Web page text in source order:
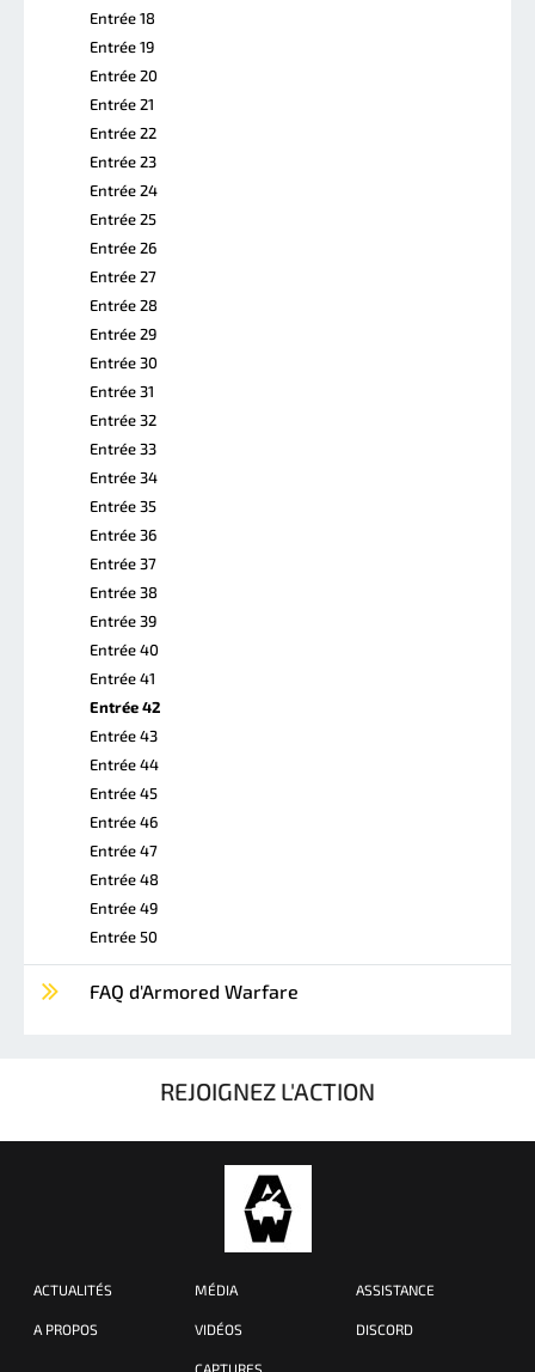
Entrée 18
Entrée 19
Entrée 20
Entrée 21
Entrée 22
Entrée 23
Entrée 24
Entrée 25
Entrée 26
Entrée 27
Entrée 28
Entrée 29
Entrée 30
Entrée 31
Entrée 32
Entrée 33
Entrée 34
Entrée 35
Entrée 36
Entrée 37
Entrée 38
Entrée 39
Entrée 40
Entrée 41
Entrée 42
Entrée 43
Entrée 44
Entrée 45
Entrée 46
Entrée 47
Entrée 48
Entrée 49
Entrée 50
FAQ d'Armored Warfare
REJOIGNEZ L'ACTION
ACTUALITÉS
A PROPOS
MÉDIA
VIDÉOS
CAPTURES
ASSISTANCE
DISCORD